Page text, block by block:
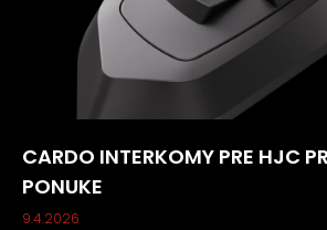
CARDO INTERKOMY PRE HJC
PONUKE
9.4.2026